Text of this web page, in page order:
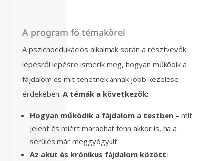
A program fő témakörei
A pszichoedukációs alkalmak során a résztvevők
lépésről lépésre ismerik meg, hogyan működik a
fájdalom és mit tehetnek annak jobb kezelése
érdekében. A témák a következők:
Hogyan működik a fájdalom a testben– mit
jelent és miért maradhat fenn akkor is, ha a
sérülés már meggyógyult.
Az akut és krónikus fájdalom közötti